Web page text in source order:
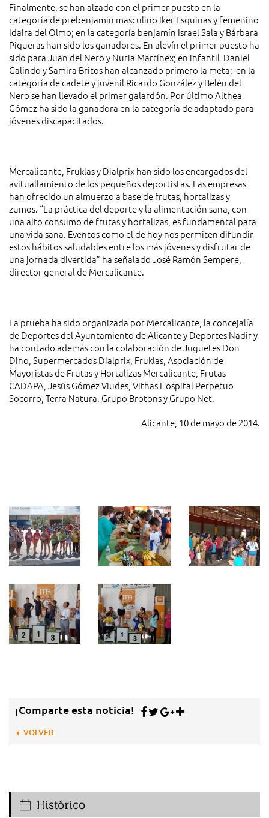
Finalmente, se han alzado con el primer puesto en la
categoría de prebenjamin masculino Iker Esquinas y femenino
Idaira del Olmo; en la categoría benjamín Israel Sala y Bárbara
Piqueras han sido los ganadores. En alevín el primer puesto ha
sido para Juan del Nero y Nuria Martínex; en infantil Daniel
Galindo y Samira Britos han alcanzado primero la meta; en la
categoría de cadete y juvenil Ricardo González y Belén del
Nero se han llevado el primer galardón. Por último Althea
Gómez ha sido la ganadora en la categoría de adaptado para
jóvenes discapacitados.
Mercalicante, Fruklas y Dialprix han sido los encargados del
avituallamiento de los pequeños deportistas. Las empresas
han ofrecido un almuerzo a base de frutas, hortalizas y
zumos. “La práctica del deporte y la alimentación sana, con
una alto consumo de frutas y hortalizas, es fundamental para
una vida sana. Eventos como el de hoy nos permiten difundir
estos hábitos saludables entre los más jóvenes y disfrutar de
una jornada divertida” ha señalado José Ramón Sempere,
director general de Mercalicante.
La prueba ha sido organizada por Mercalicante, la concejalía
de Deportes del Ayuntamiento de Alicante y Deportes Nadir y
ha contado además con la colaboración de Juguetes Don
Dino, Supermercados Dialprix, Fruklas, Asociación de
Mayoristas de Frutas y Hortalizas Mercalicante, Frutas
CADAPA, Jesús Gómez Viudes, Vithas Hospital Perpetuo
Socorro, Terra Natura, Grupo Brotons y Grupo Net.
Alicante, 10 de mayo de 2014.
¡Comparte esta noticia!
VOLVER
Histórico